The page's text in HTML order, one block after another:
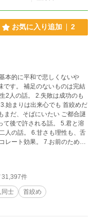
お気に入り追加 2
本的に平和で悲しくないや
のは完結
許される話。 5.君と溶
も理性も、舌
。 7.お前のために
やらかした話。
31,397件
同士
首絞め